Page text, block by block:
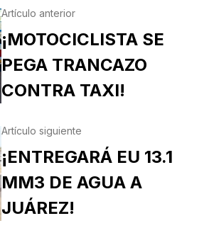
Artículo anterior
¡MOTOCICLISTA SE
PEGA TRANCAZO
CONTRA TAXI!
Artículo siguiente
¡ENTREGARÁ EU 13.1
MM3 DE AGUA A
JUÁREZ!